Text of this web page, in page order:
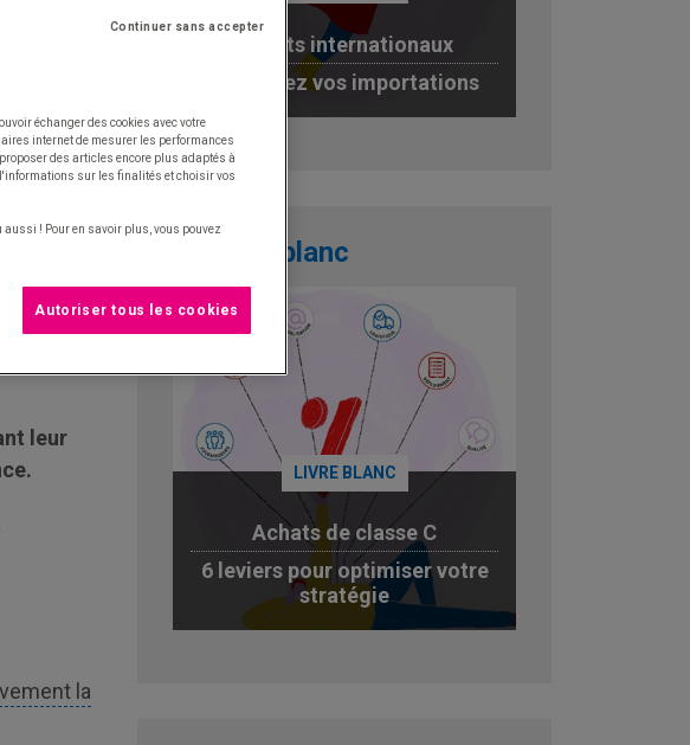
à
leur
la
Achats internationaux
optimisez vos importations
Livre blanc
LIVRE BLANC
Achats de classe C
6 leviers pour optimiser votre
stratégie
Continuer sans accepter
échanger des cookies avec votre
internet de mesurer les performances
des articles encore plus adaptés à
sur les finalités et choisir vos
! Pour en savoir plus, vous pouvez
Autoriser tous les cookies